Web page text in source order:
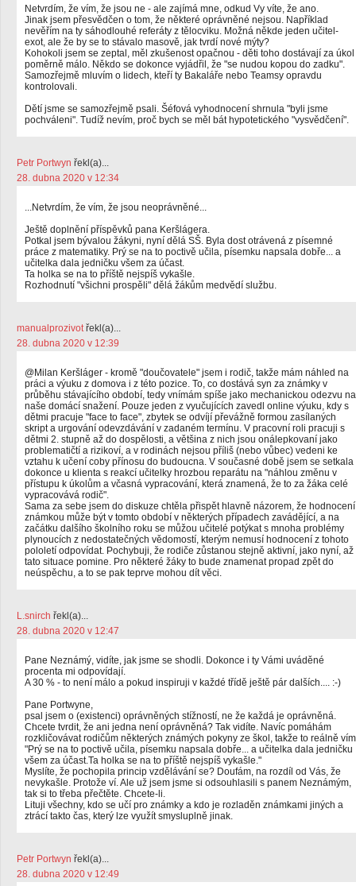
Netvrdím, že vím, že jsou ne - ale zajímá mne, odkud Vy víte, že ano.
Jinak jsem přesvědčen o tom, že některé oprávněné nejsou. Například
nevěřím na ty sáhodlouhé referáty z tělocviku. Možná někde jeden učitel-
exot, ale že by se to stávalo masově, jak tvrdí nové mýty?
Kohokoli jsem se zeptal, měl zkušenost opačnou - děti toho dostávají za úkol
poměrně málo. Někdo se dokonce vyjádřil, že "se nudou kopou do zadku".
Samozřejmě mluvím o lidech, kteří ty Bakaláře nebo Teamsy opravdu
kontrolovali.
Dětí jsme se samozřejmě psali. Šéfová vyhodnocení shrnula "byli jsme
pochváleni". Tudíž nevím, proč bych se měl bát hypotetického "vysvědčení".
Petr Portwyn řekl(a)...
28. dubna 2020 v 12:34
...Netvrdím, že vím, že jsou neoprávněné...
Ještě doplnění příspěvků pana Keršlágera.
Potkal jsem bývalou žákyni, nyní dělá SŠ. Byla dost otrávená z písemné
práce z matematiky. Prý se na to poctivě učila, písemku napsala dobře... a
učitelka dala jedničku všem za účast.
Ta holka se na to příště nejspíš vykašle.
Rozhodnutí "všichni prospěli" dělá žákům medvědí službu.
manualprozivotřekl(a)...
28. dubna 2020 v 12:39
@Milan Keršláger - kromě "doučovatele" jsem i rodič, takže mám náhled na
práci a výuku z domova i z této pozice. To, co dostává syn za známky v
průběhu stávajícího období, tedy vnímám spíše jako mechanickou odezvu na
naše domácí snažení. Pouze jeden z vyučujících zavedl online výuku, kdy s
dětmi pracuje "face to face", zbytek se odvíjí převážně formou zasílaných
skript a urgování odevzdávání v zadaném termínu. V pracovní roli pracuji s
dětmi 2. stupně až do dospělosti, a většina z nich jsou onálepkovaní jako
problematičtí a rizikoví, a v rodinách nejsou příliš (nebo vůbec) vedeni ke
vztahu k učení coby přínosu do budoucna. V současné době jsem se setkala
dokonce u klienta s reakcí učitelky hrozbou reparátu na "náhlou změnu v
přístupu k úkolům a včasná vypracování, která znamená, že to za žáka celé
vypracovává rodič".
Sama za sebe jsem do diskuze chtěla přispět hlavně názorem, že hodnocení
známkou může být v tomto období v některých případech zavádějící, a na
začátku dalšího školního roku se můžou učitelé potýkat s mnoha problémy
plynoucích z nedostatečných vědomostí, kterým nemusí hodnocení z tohoto
pololetí odpovídat. Pochybuji, že rodiče zůstanou stejně aktivní, jako nyní, až
tato situace pomine. Pro některé žáky to bude znamenat propad zpět do
neúspěchu, a to se pak teprve mohou dít věci.
L.snirch řekl(a)...
28. dubna 2020 v 12:47
Pane Neznámý, vidíte, jak jsme se shodli. Dokonce i ty Vámi uváděné
procenta mi odpovídají.
A 30 % - to není málo a pokud inspiruji v každé třídě ještě pár dalších.... :-)
Pane Portwyne,
psal jsem o (existenci) oprávněných stížností, ne že každá je oprávněná.
Chcete tvrdit, že ani jedna není oprávněná? Tak vidíte. Navíc pomáhám
rozkličovávat rodičům některých známých pokyny ze škol, takže to reálně
"Prý se na to poctivě učila, písemku napsala dobře... a učitelka dala jedničku
všem za účast.Ta holka se na to příště nejspíš vykašle."
Myslíte, že pochopila princip vzdělávání se? Doufám, na rozdíl od Vás, že
nevykašle. Protože ví. Ale už jsem jsme si odsouhlasili s panem Neznámým,
tak si to třeba přečtěte. Chcete-li.
Lituji všechny, kdo se učí pro známky a kdo je rozladěn známkami jiných a
ztrácí takto čas, který lze využít smysluplně jinak.
Petr Portwyn řekl(a)...
28. dubna 2020 v 12:49